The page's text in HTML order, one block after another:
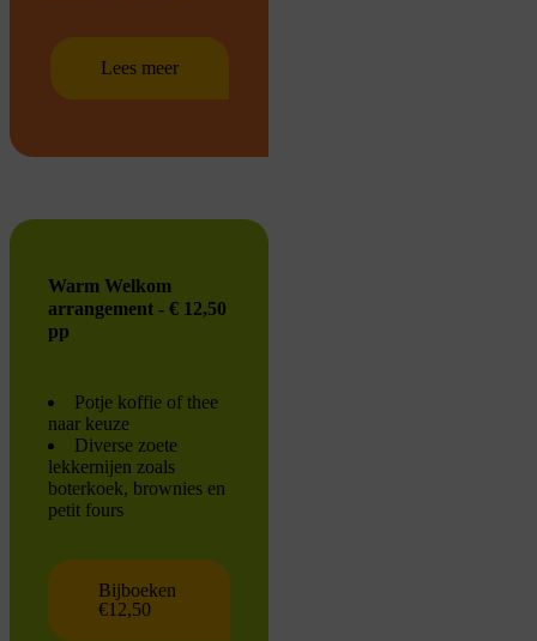
Lees meer
Warm Welkom
arrangement - € 12,50
pp
Potje koffie of thee
naar keuze
Diverse zoete
lekkernijen zoals
boterkoek, brownies en
petit fours
Bijboeken
€12,50